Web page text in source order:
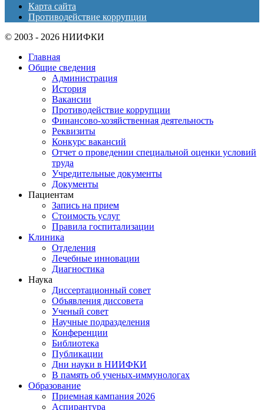
Карта сайта
Противодействие коррупции
© 2003 - 2026 НИИФКИ
Главная
Общие сведения
Администрация
История
Вакансии
Противодействие коррупции
Финансово-хозяйственная деятельность
Реквизиты
Конкурс вакансий
Отчет о проведении специальной оценки условий
труда
Учредительные документы
Документы
Пациентам
Запись на прием
Стоимость услуг
Правила госпитализации
Клиника
Отделения
Лечебные инновации
Диагностика
Наука
Диссертационный совет
Объявления диссовета
Ученый совет
Научные подразделения
Конференции
Библиотека
Публикации
Дни науки в НИИФКИ
В память об ученых-иммунологах
Образование
Приемная кампания 2026
Аспирантура